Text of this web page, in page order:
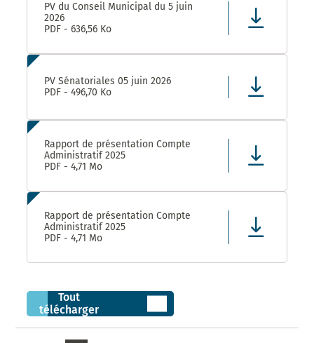
PV du Conseil Municipal du 5 juin
2026
PDF - 636,56 Ko
PV Sénatoriales 05 juin 2026
PDF - 496,70 Ko
Rapport de présentation Compte
Administratif 2025
PDF - 4,71 Mo
Rapport de présentation Compte
Administratif 2025
PDF - 4,71 Mo
Tout
télécharger